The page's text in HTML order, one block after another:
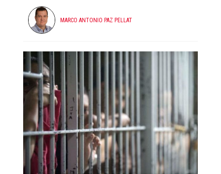
MARCO ANTONIO PAZ PELLAT